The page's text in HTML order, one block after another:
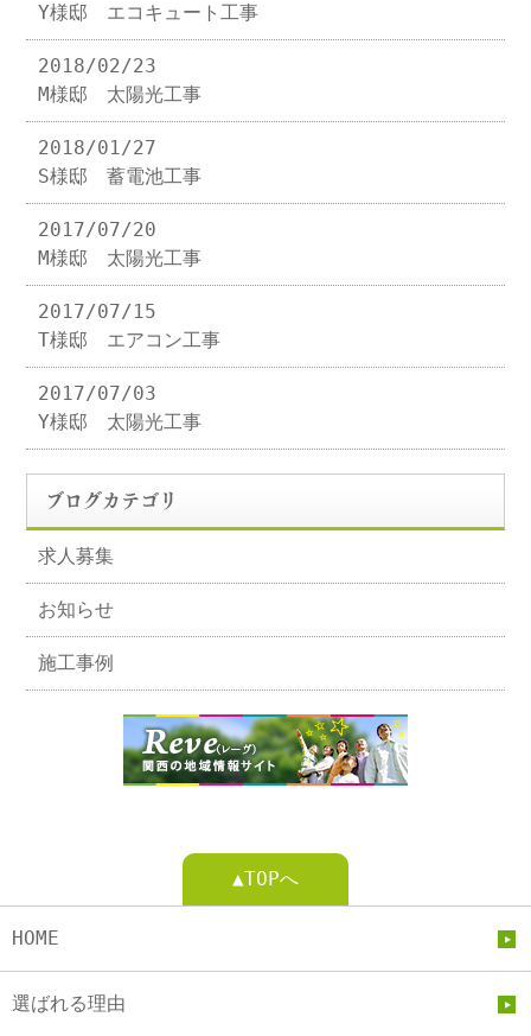
Y様邸 エコキュート工事
2018/02/23
M様邸 太陽光工事
2018/01/27
S様邸 蓄電池工事
2017/07/20
M様邸 太陽光工事
2017/07/15
T様邸 エアコン工事
2017/07/03
Y様邸 太陽光工事
ブログカテゴリ
求人募集
お知らせ
施工事例
▲TOPへ
HOME
選ばれる理由